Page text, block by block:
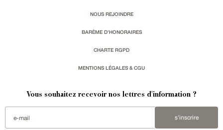
NOUS REJOINDRE
BARÈME D'HONORAIRES
CHARTE RGPD
MENTIONS LÉGALES & CGU
Vous souhaitez recevoir nos lettres d'information ?
s'inscrire